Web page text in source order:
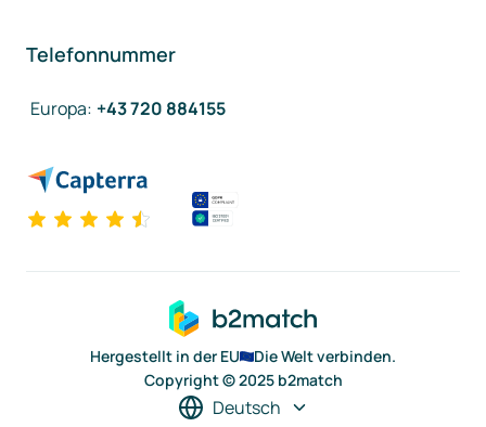
Telefonnummer
Europa: +43 720 884155
Hergestellt in der EU
Die Welt verbinden.
Copyright © 2025 b2match
Deutsch